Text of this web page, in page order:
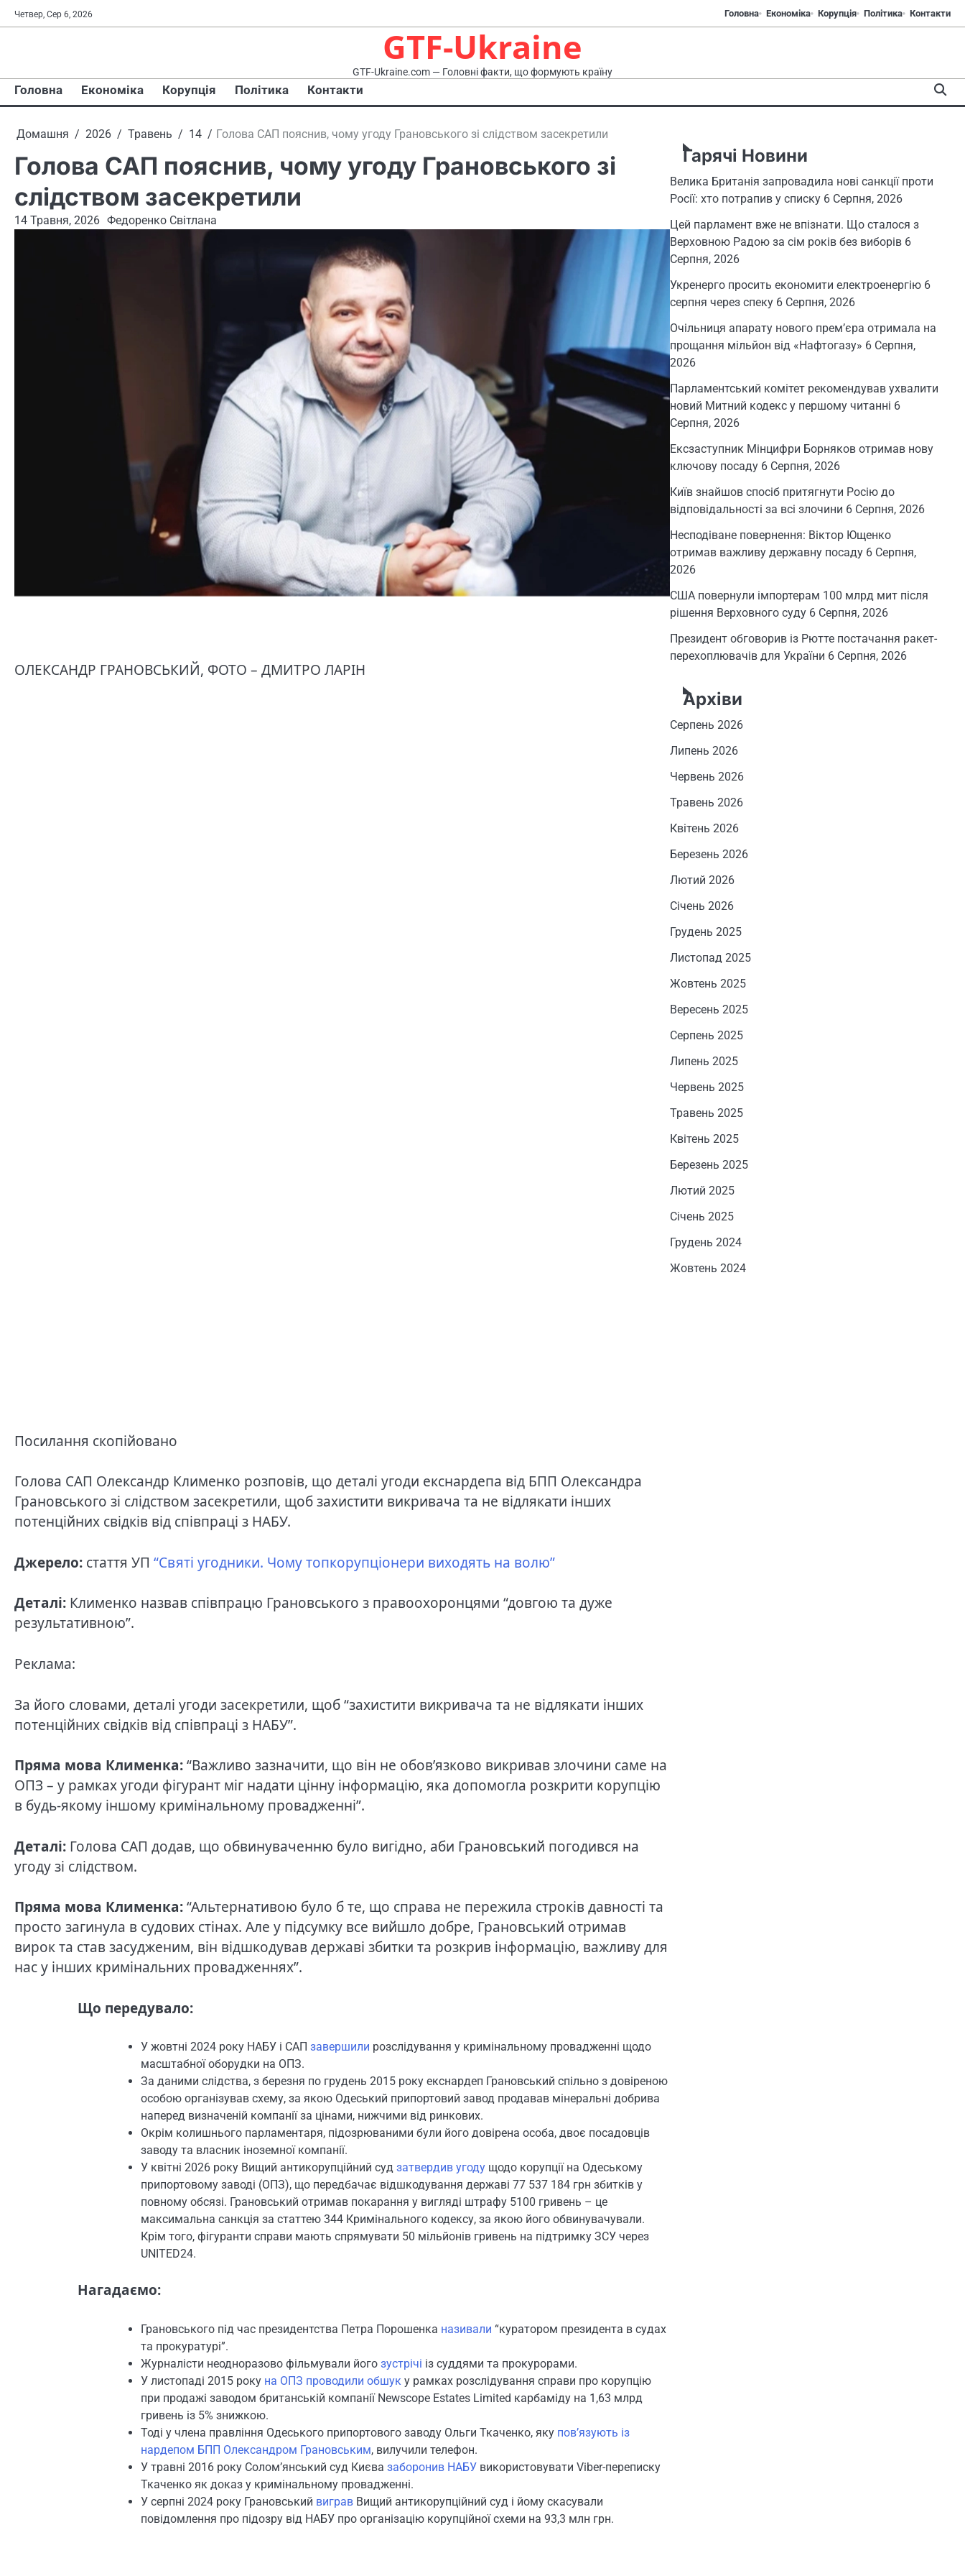
Перейти
до
Четвер, Сер 6, 2026 Головна Економіка Корупція Політика Контакти
GTF-Ukraine
GTF-Ukraine.com — Головні факти, що формують країну
Головна Економіка Корупція Політика Контакти
Домашня 2026 Травень 14 Голова САП пояснив, чому угоду Грановського зі слідством засекретили
Голова САП пояснив, чому угоду Грановського зі
слідством засекретили
14 Травня, 2026 Федоренко Світлана
ОЛЕКСАНДР ГРАНОВСЬКИЙ, ФОТО – ДМИТРО ЛАРІН
Посилання скопійовано
Голова САП Олександр Клименко розповів, що деталі угоди екснардепа від БПП Олександра
Грановського зі слідством засекретили, щоб захистити викривача та не відлякати інших
потенційних свідків від співпраці з НАБУ.
Джерело: стаття УП “Святі угодники. Чому топкорупціонери виходять на волю”
Деталі: Клименко назвав співпрацю Грановського з правоохоронцями “довгою та дуже
результативною”.
Реклама:
За його словами, деталі угоди засекретили, щоб “захистити викривача та не відлякати інших
потенційних свідків від співпраці з НАБУ”.
Пряма мова Клименка:“Важливо зазначити, що він не обов’язково викривав злочини саме на
ОПЗ – у рамках угоди фігурант міг надати цінну інформацію, яка допомогла розкрити корупцію
в будь-якому іншому кримінальному провадженні”.
Деталі: Голова САП додав, що обвинуваченню було вигідно, аби Грановський погодився на
угоду зі слідством.
Пряма мова Клименка:“Альтернативою було б те, що справа не пережила строків давності та
просто загинула в судових стінах. Але у підсумку все вийшло добре, Грановський отримав
вирок та став засудженим, він відшкодував державі збитки та розкрив інформацію, важливу для
нас у інших кримінальних провадженнях”.
Що передувало:
У жовтні 2024 року НАБУ і САП завершили розслідування у кримінальному провадженні щодо
масштабної оборудки на ОПЗ.
За даними слідства, з березня по грудень 2015 року екснардеп Грановський спільно з довіреною
особою організував схему, за якою Одеський припортовий завод продавав мінеральні добрива
наперед визначеній компанії за цінами, нижчими від ринкових.
Окрім колишнього парламентаря, підозрюваними були його довірена особа, двоє посадовців
заводу та власник іноземної компанії.
У квітні 2026 року Вищий антикорупційний суд затвердив угоду щодо корупції на Одеському
припортовому заводі (ОПЗ), що передбачає відшкодування державі ⁠77 537 184 грн збитків у
повному обсязі. Грановський отримав покарання у вигляді штрафу 5100 гривень – це
максимальна санкція за статтею 344 Кримінального кодексу, за якою його обвинувачували.
Крім того, фігуранти справи мають спрямувати 50 мільйонів гривень на підтримку ЗСУ через
UNITED24.
Нагадаємо:
Грановського під час президентства Петра Порошенка називали “куратором президента в судах
та прокуратурі”.
Журналісти неодноразово фільмували його зустрічі із суддями та прокурорами.
У листопаді 2015 року на ОПЗ проводили обшук у рамках розслідування справи про корупцію
при продажі заводом британській компанії Newscope Estates Limited карбаміду на 1,63 млрд
гривень із 5% знижкою.
Тоді у члена правління Одеського припортового заводу Ольги Ткаченко, яку пов’язують із
нардепом БПП Олександром Грановським, вилучили телефон.
У травні 2016 року Солом’янський суд Києва заборонив НАБУ використовувати Viber-переписку
Ткаченко як доказ у кримінальному провадженні.
У серпні 2024 року Грановський виграв Вищий антикорупційний суд і йому скасували
повідомлення про підозру від НАБУ про організацію корупційної схеми на 93,3 млн грн.
Гарячі Новини
Велика Британія запровадила нові санкції проти
Росії: хто потрапив у списку 6 Серпня, 2026
Цей парламент вже не впізнати. Що сталося з
Верховною Радою за сім років без виборів 6
Серпня, 2026
Укренерго просить економити електроенергію 6
серпня через спеку 6 Серпня, 2026
Очільниця апарату нового прем’єра отримала на
прощання мільйон від «Нафтогазу» 6 Серпня,
2026
Парламентський комітет рекомендував ухвалити
новий Митний кодекс у першому читанні 6
Серпня, 2026
Ексзаступник Мінцифри Борняков отримав нову
ключову посаду 6 Серпня, 2026
Київ знайшов спосіб притягнути Росію до
відповідальності за всі злочини 6 Серпня, 2026
Несподіване повернення: Віктор Ющенко
отримав важливу державну посаду 6 Серпня,
2026
США повернули імпортерам 100 млрд мит після
рішення Верховного суду 6 Серпня, 2026
Президент обговорив із Рютте постачання ракет-
перехоплювачів для України 6 Серпня, 2026
Архіви
Серпень 2026
Липень 2026
Червень 2026
Травень 2026
Квітень 2026
Березень 2026
Лютий 2026
Січень 2026
Грудень 2025
Листопад 2025
Жовтень 2025
Вересень 2025
Серпень 2025
Липень 2025
Червень 2025
Травень 2025
Квітень 2025
Березень 2025
Лютий 2025
Січень 2025
Грудень 2024
Жовтень 2024